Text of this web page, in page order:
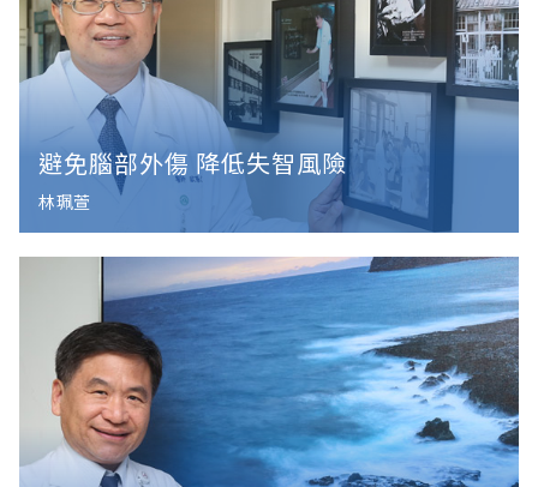
避免腦部外傷 降低失智風險
林珮萱